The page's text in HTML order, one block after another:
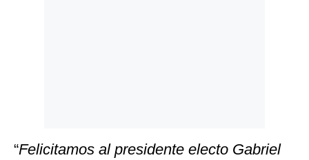
“Felicitamos al presidente electo Gabriel